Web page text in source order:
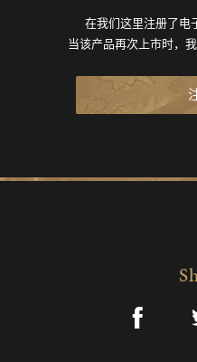
在我们这里注册了电
当该产品再次上市时，